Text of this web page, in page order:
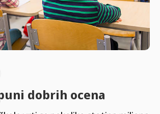
dobrih ocena